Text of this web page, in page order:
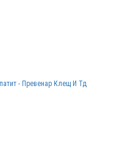
- Превенар Клещ И Тд